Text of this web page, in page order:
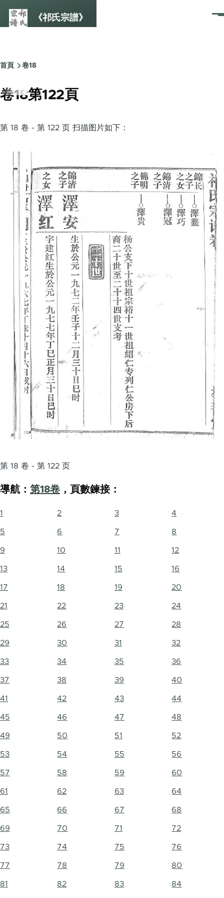
《祁氏宗譜》
選
Breadcrumb
首頁 卷18
卷18第122頁
第 18 卷 - 第 122 页 扫描图片如下：
第 18 卷 - 第 122 页
導航： 第18卷 ，頁數鍊接：
1 2 3 4
5 6 7 8
9 10 11 12
13 14 15 16
17 18 19 20
21 22 23 24
25 26 27 28
29 30 31 32
33 34 35 36
37 38 39 40
41 42 43 44
45 46 47 48
49 50 51 52
53 54 55 56
57 58 59 60
61 62 63 64
65 66 67 68
69 70 71 72
73 74 75 76
77 78 79 80
81 82 83 84